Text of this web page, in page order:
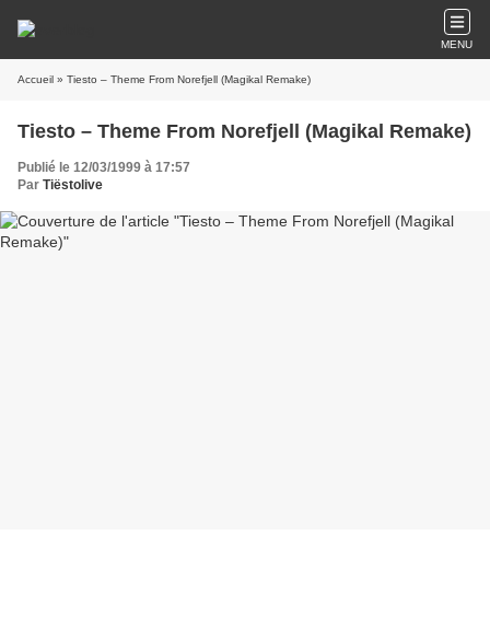
MENU
Accueil » Tiesto – Theme From Norefjell (Magikal Remake)
Tiesto – Theme From Norefjell (Magikal Remake)
Publié le 12/03/1999 à 17:57
Par Tiëstolive